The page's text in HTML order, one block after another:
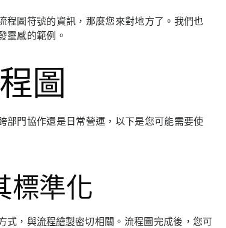
程圖符號的資訊，那麼您來對地方了。我們也
靈感的範例。
圖
部門協作還是日常營運，以下是您可能需要使
標準化
式，與流程繪製密切相關。流程圖完成後，您可